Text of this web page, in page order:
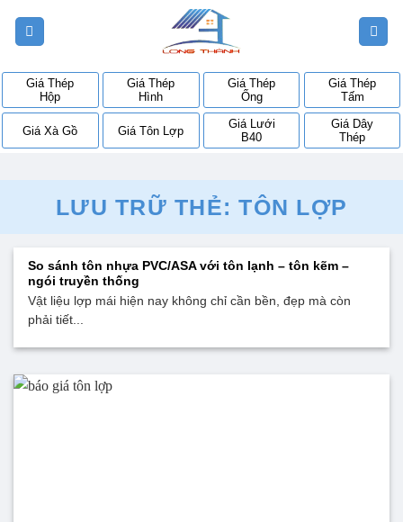
dungGiá Thép
Hộp
Giá Thép
Hình
Giá Thép
Ống
Giá Thép
Tấm
Giá Xà Gồ Giá Tôn Lợp
Giá Lưới
B40
Giá Dây
Thép
LƯU TRỮ THẺ:TÔN LỢP
So sánh tôn nhựa PVC/ASA với tôn lạnh – tôn kẽm –
ngói truyền thống
Vật liệu lợp mái hiện nay không chỉ cần bền, đẹp mà còn
phải tiết...